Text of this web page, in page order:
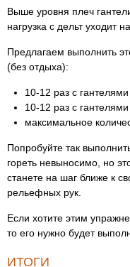
Выше уровня плеч
нагрузка с дельт уходит
Предлагаем выполнить
(без отдыха):
10-12 раз с
10-12 раз с гантелями
максимальное
Попробуйте так
гореть невыносимо, но
станете на шаг ближе к
рельефных рук.
Если хотите этим
то его нужно будет
ИТОГИ